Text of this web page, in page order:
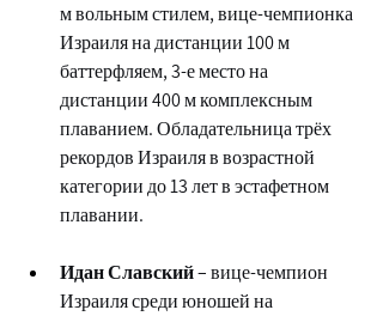
м вольным стилем, вице-чемпионка
Израиля на дистанции 100 м
баттерфляем, 3-е место на
дистанции 400 м комплексным
плаванием. Обладательница трёх
рекордов Израиля в возрастной
категории до 13 лет в эстафетном
плавании.
Идан Славский – вице-чемпион
Израиля среди юношей на